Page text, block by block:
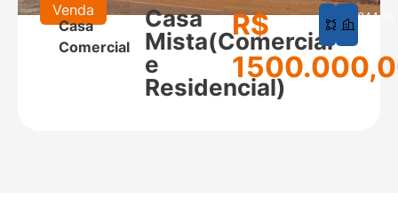
Venda
Casa
Comercial
Casa
Mista(Comercial
e
Residencial)
R$
625
m²
244,50